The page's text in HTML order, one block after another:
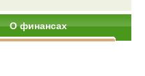
О финансах